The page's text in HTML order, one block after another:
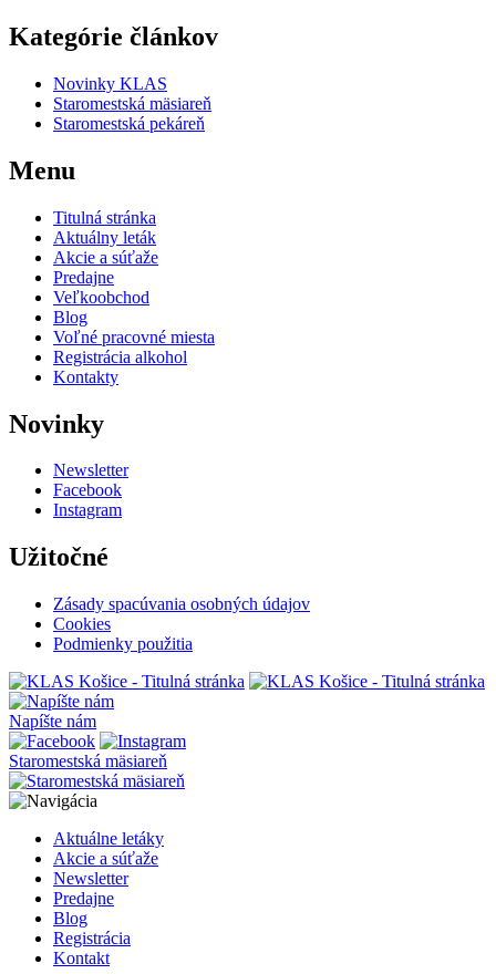
Kategórie článkov
Novinky KLAS
Staromestská mäsiareň
Staromestská pekáreň
Menu
Titulná stránka
Aktuálny leták
Akcie a súťaže
Predajne
Veľkoobchod
Blog
Voľné pracovné miesta
Registrácia alkohol
Kontakty
Novinky
Newsletter
Facebook
Instagram
Užitočné
Zásady spacúvania osobných údajov
Cookies
Podmienky použitia
Napíšte nám
Staromestská mäsiareň
Aktuálne letáky
Akcie a súťaže
Newsletter
Predajne
Blog
Registrácia
Kontakt